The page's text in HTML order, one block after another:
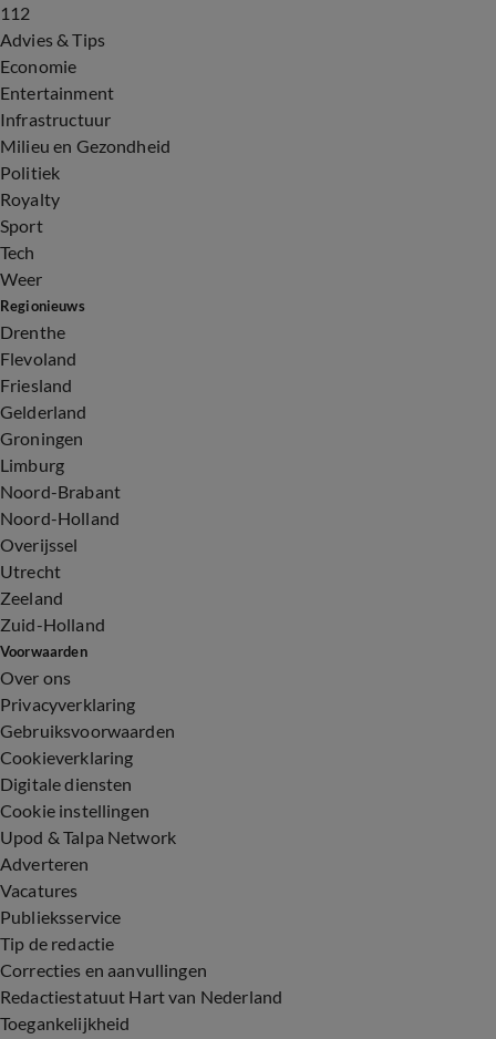
112
Advies & Tips
Economie
Entertainment
Infrastructuur
Milieu en Gezondheid
Politiek
Royalty
Sport
Tech
Weer
Regionieuws
Drenthe
Flevoland
Friesland
Gelderland
Groningen
Limburg
Noord-Brabant
Noord-Holland
Overijssel
Utrecht
Zeeland
Zuid-Holland
Voorwaarden
Over ons
Privacyverklaring
Gebruiksvoorwaarden
Cookieverklaring
Digitale diensten
Cookie instellingen
Upod & Talpa Network
Adverteren
Vacatures
Publieksservice
Tip de redactie
Correcties en aanvullingen
Redactiestatuut Hart van Nederland
Toegankelijkheid